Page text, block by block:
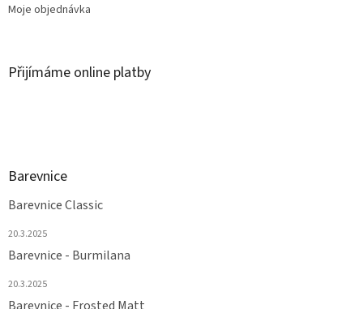
Moje objednávka
Přijímáme online platby
Barevnice
Barevnice Classic
20.3.2025
Barevnice - Burmilana
20.3.2025